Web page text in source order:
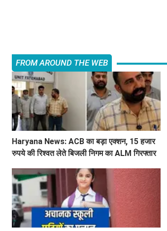
FROM AROUND THE WEB
Haryana News: ACB का बड़ा एक्शन, 15 हजार
रुपये की रिश्वत लेते बिजली निगम का ALM गिरफ्तार